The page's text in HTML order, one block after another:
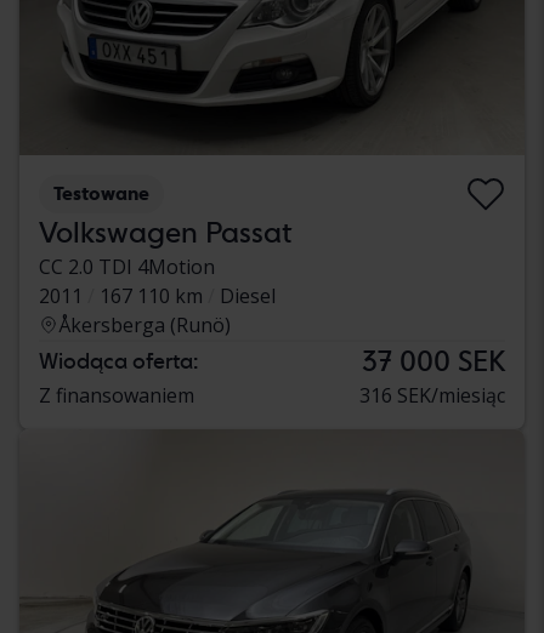
Testowane
Volkswagen Passat
CC 2.0 TDI 4Motion
2011
167 110 km
Diesel
Åkersberga (Runö)
Wiodąca oferta: 37 000 SEK
Z finansowaniem 316 SEK/miesiąc